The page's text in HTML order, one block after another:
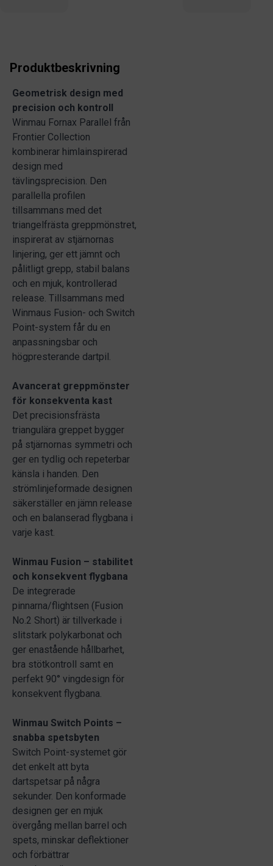
Produktbeskrivning
Geometrisk design med
precision och kontroll
Winmau Fornax Parallel från
Frontier Collection
kombinerar himlainspirerad
design med
tävlingsprecision. Den
parallella profilen
tillsammans med det
triangelfrästa greppmönstret,
inspirerat av stjärnornas
linjering, ger ett jämnt och
pålitligt grepp, stabil balans
och en mjuk, kontrollerad
release. Tillsammans med
Winmaus Fusion- och Switch
Point-system får du en
anpassningsbar och
högpresterande dartpil.
Avancerat greppmönster
för konsekventa kast
Det precisionsfrästa
triangulära greppet bygger
på stjärnornas symmetri och
ger en tydlig och repeterbar
känsla i handen. Den
strömlinjeformade designen
säkerställer en jämn release
och en balanserad flygbana i
varje kast.
Winmau Fusion – stabilitet
och konsekvent flygbana
De integrerade
pinnarna/flightsen (Fusion
No.2 Short) är tillverkade i
slitstark polykarbonat och
ger enastående hållbarhet,
bra stötkontroll samt en
perfekt 90° vingdesign för
konsekvent flygbana.
Winmau Switch Points –
snabba spetsbyten
Switch Point-systemet gör
det enkelt att byta
dartspetsar på några
sekunder. Den konformade
designen ger en mjuk
övergång mellan barrel och
spets, minskar deflektioner
och förbättrar